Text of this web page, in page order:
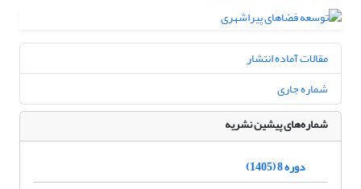
مقالات آماده انتشار
شماره جاری
شماره‌های پیشین نشریه
دوره 8 (1405)